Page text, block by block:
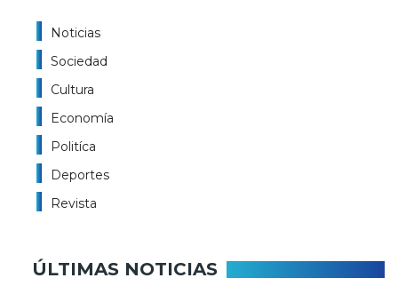
Noticias
Sociedad
Cultura
Economía
Politíca
Deportes
Revista
ÚLTIMAS NOTICIAS